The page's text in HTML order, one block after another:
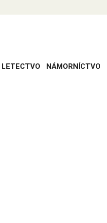
LETECTVO NÁMORNÍCTVO